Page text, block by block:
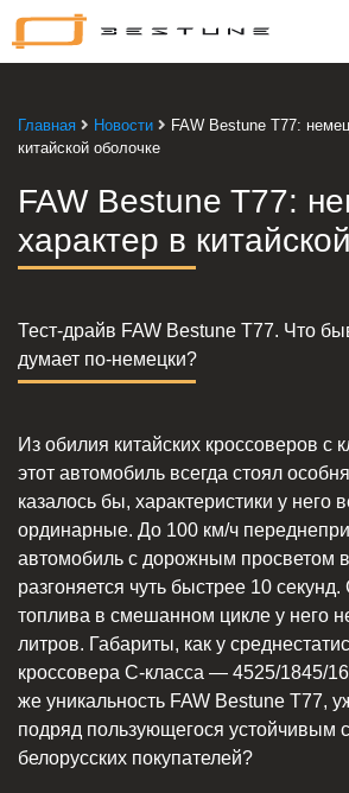
Главная Новости
FAW Bestune T77:
китайской оболочке
FAW Bestune T77:
характер в
Тест-драйв FAW Bestune T77. Что
думает по-немецки?
Из обилия китайских кроссоверов с
этот автомобиль всегда стоял
казалось бы, характеристики у него
ординарные. До 100 км/ч
автомобиль с дорожным просветом
разгоняется чуть быстрее 10
топлива в смешанном цикле у него
литров. Габариты, как у
кроссовера С-класса — 4525/1845/
же уникальность FAW Bestune T77,
подряд пользующегося устойчивым
белорусских покупателей?